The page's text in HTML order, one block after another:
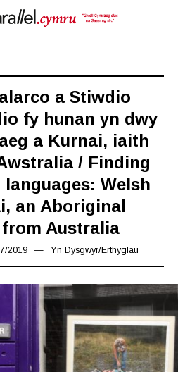
a Stiwdio
fy hunan yn dwy
a Kurnai, iaith
/ Finding
Welsh
an Aboriginal
Australia
2019 19/07/2019
Yn Dysgwyr/Erthyglau